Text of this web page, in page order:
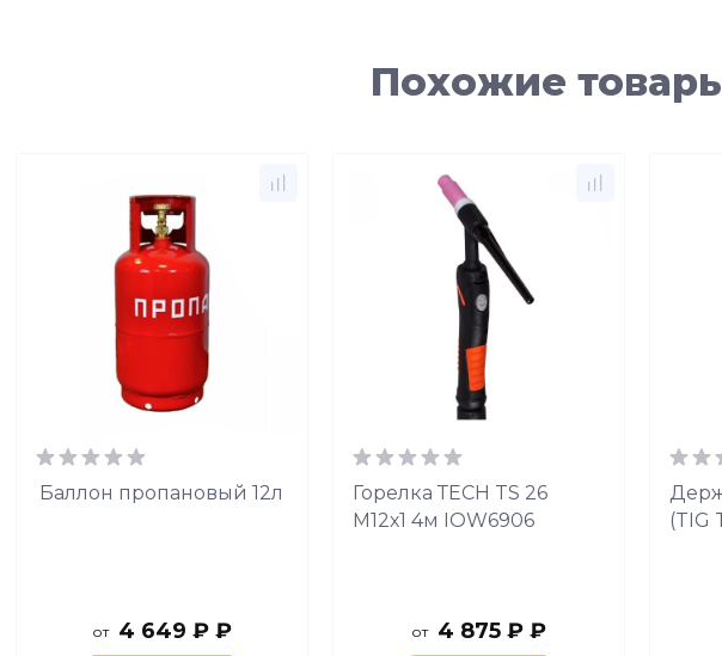
Похожие
Баллон пропановый 12л
от 4 649 ₽ ₽
Горелка ТЕСН TS 26
М12х1 4м IOW6906
от 4 875 ₽ ₽
(TIG